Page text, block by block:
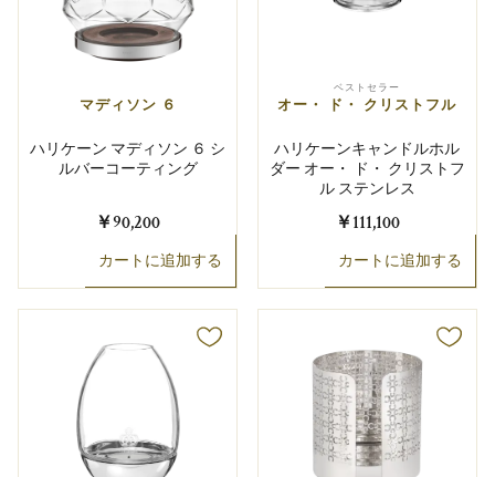
マディソン ６
ハリケーン マディソン ６ シ
ルバーコーティング
￥90,200
カートに追加する
ベストセラー
オー・ ド・ クリストフル
ハリケーンキャンドルホル
ダー オー・ ド・ クリストフ
ル ステンレス
￥111,100
カートに追加する